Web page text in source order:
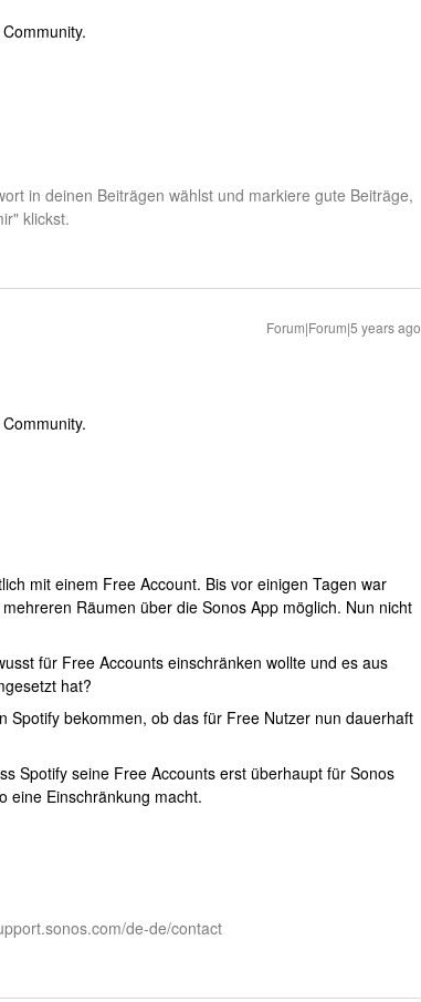
in deinen Beiträgen wählst und markiere gute Beiträge,
klickst.
Forum|Forum|5 years ago
mit einem Free Account. Bis vor einigen Tagen war
Räumen über die Sonos App möglich. Nun nicht
für Free Accounts einschränken wollte und es aus
hat?
Spotify bekommen, ob das für Free Nutzer nun dauerhaft
Spotify seine Free Accounts erst überhaupt für Sonos
eine Einschränkung macht.
de-de/contact